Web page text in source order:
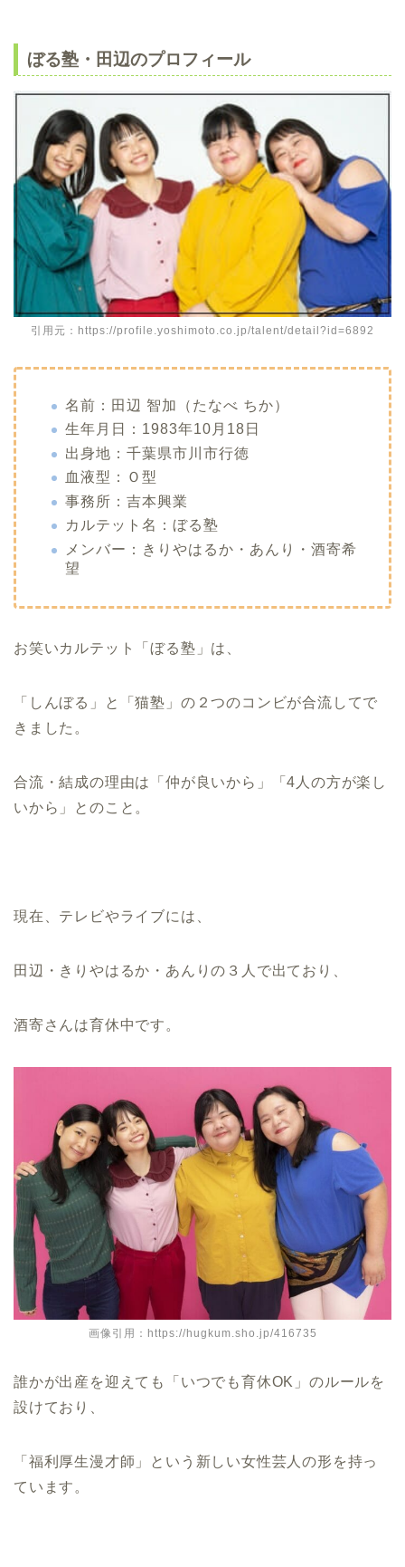
ぼる塾・田辺のプロフィール
引用元：https://profile.yoshimoto.co.jp/talent/detail?id=6892
名前：田辺 智加（たなべ ちか）
生年月日：1983年10月18日
出身地：千葉県市川市行徳
血液型：Ｏ型
事務所：吉本興業
カルテット名：ぼる塾
メンバー：きりやはるか・あんり・酒寄希
望
お笑いカルテット「ぼる塾」は、
「しんぼる」と「猫塾」の２つのコンビが合流してで
きました。
合流・結成の理由は「仲が良いから」「4人の方が楽し
いから」とのこと。
現在、テレビやライブには、
田辺・きりやはるか・あんりの３人で出ており、
酒寄さんは育休中です。
画像引用：https://hugkum.sho.jp/416735
誰かが出産を迎えても「いつでも育休OK」のルールを
設けており、
「福利厚生漫才師」という新しい女性芸人の形を持っ
ています。